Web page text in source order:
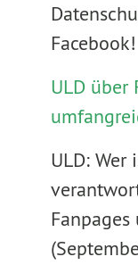
Facebook!
ULD über
ULD: